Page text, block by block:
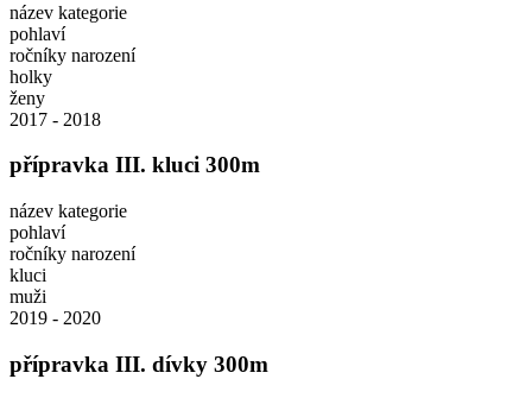
název kategorie
pohlaví
ročníky narození
holky
ženy
2017 - 2018
přípravka III. kluci 300m
název kategorie
pohlaví
ročníky narození
kluci
muži
2019 - 2020
přípravka III. dívky 300m